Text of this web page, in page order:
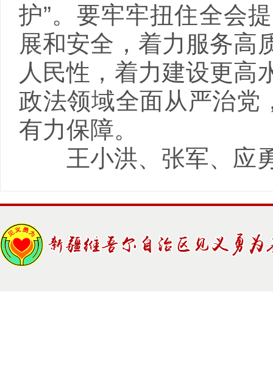
护”。要牢牢扭住全会
展和安全，着力服务高
人民性，着力建设更高
政法领域全面从严治党
有力保障。
王小洪、张军、应